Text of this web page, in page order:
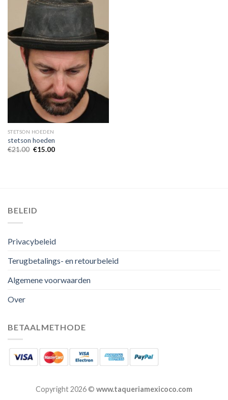
STETSON HOEDEN
stetson hoeden
€21.00 €15.00
BELEID
Privacybeleid
Terugbetalings- en retourbeleid
Algemene voorwaarden
Over
BETAALMETHODE
Copyright 2026 © www.taqueriamexicoco.com